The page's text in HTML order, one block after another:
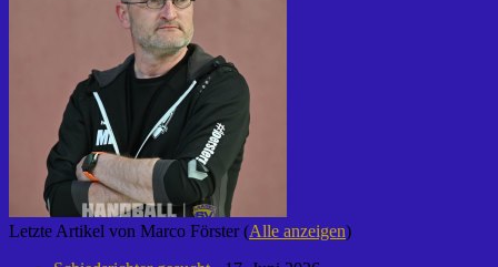
Letzte Artikel von Marco Förster(Alle anzeigen)